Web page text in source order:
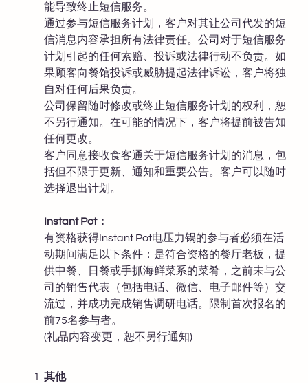
能导致终止短信服务。
通过参与短信服务计划，客户对其让公司代发的短
信消息内容承担所有法律责任。公司对于短信服务
计划引起的任何索赔、投诉或法律行动不负责。如
果顾客向餐馆投诉或威胁提起法律诉讼，客户将独
自对任何后果负责。
公司保留随时修改或终止短信服务计划的权利，恕
不另行通知。在可能的情况下，客户将提前被告知
任何更改。
客户同意接收食客通关于短信服务计划的消息，包
括但不限于更新、通知和重要公告。客户可以随时
选择退出计划。
Instant Pot：
有资格获得Instant Pot电压力锅的参与者必须在活
动期间满足以下条件：是符合资格的餐厅老板，提
供中餐、日餐或手抓海鲜菜系的菜肴，之前未与公
司的销售代表（包括电话、微信、电子邮件等）交
流过，并成功完成销售调研电话。限制首次报名的
前75名参与者。
(礼品内容变更，恕不另行通知)
其他